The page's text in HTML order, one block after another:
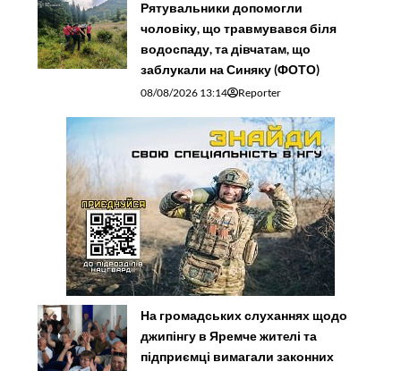
Рятувальники допомогли
чоловіку, що травмувався біля
водоспаду, та дівчатам, що
заблукали на Синяку (ФОТО)
08/08/2026 13:14 Reporter
На громадських слуханнях щодо
джипінгу в Яремче житeлі та
підприємці вимагали законних